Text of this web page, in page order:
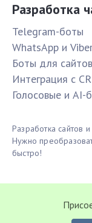
Разработка
Telegram-боты
WhatsApp и
Боты для сайтов
Интеграция с
Голосовые и AI-
Разработка сайтов
Нужно
быстро!